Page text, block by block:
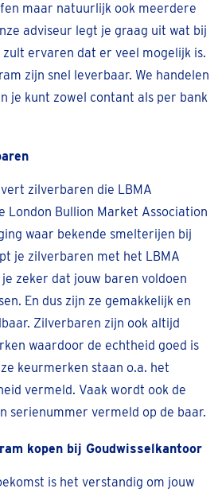
maar natuurlijk ook meerdere
adviseur legt je graag uit wat bij
zult ervaren dat er veel mogelijk is.
zijn snel leverbaar. We handelen
je kunt zowel contant als per bank
zilverbaren die LBMA
London Bullion Market Association
waar bekende smelterijen bij
je zilverbaren met het LBMA
zeker dat jouw baren voldoen
En dus zijn ze gemakkelijk en
Zilverbaren zijn ook altijd
waardoor de echtheid goed is
keurmerken staan o.a. het
vermeld. Vaak wordt ook de
serienummer vermeld op de baar.
kopen bij Goudwisselkantoor
is het verstandig om jouw